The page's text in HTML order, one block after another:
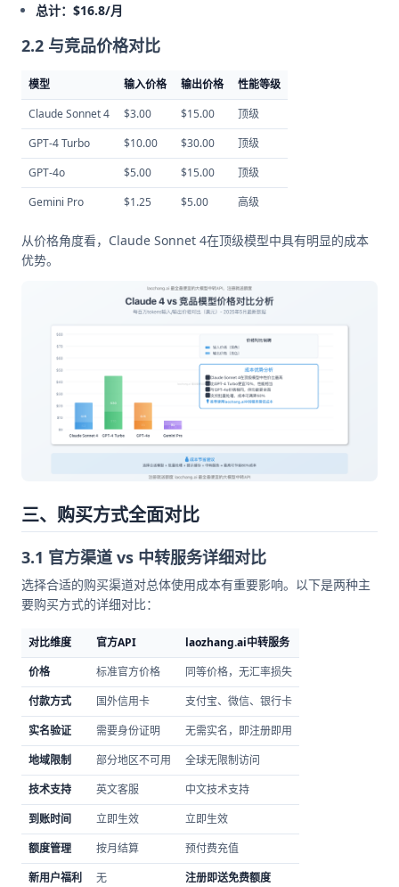
总计：$16.8/月
2.2 与竞品价格对比
模型 输入价格 输出价格
性能等级
Claude Sonnet 4
$3.00 $15.00
顶级
GPT-4 Turbo
$10.00 $30.00
顶级
GPT-4o
$5.00 $15.00
顶级
Gemini Pro
$1.25 $5.00 高级
从价格角度看，Claude Sonnet 4在顶级模型中具有明显的成本
优势。
三、购买方式全面对比
3.1 官方渠道 vs 中转服务详细对比
选择合适的购买渠道对总体使用成本有重要影响。以下是两种主
要购买方式的详细对比：
对比维度 官方API
laozhang.ai中转服务
价格
标准官方价格
同等价格，无汇率损失
付款方式
国外信用卡
支付宝、微信、银行卡
实名验证
需要身份证明
无需实名，即注册即用
地域限制
部分地区不可用
全球无限制访问
技术支持
英文客服
中文技术支持
到账时间
立即生效
立即生效
额度管理
按月结算
预付费充值
新用户福利
无 注册即送免费额度